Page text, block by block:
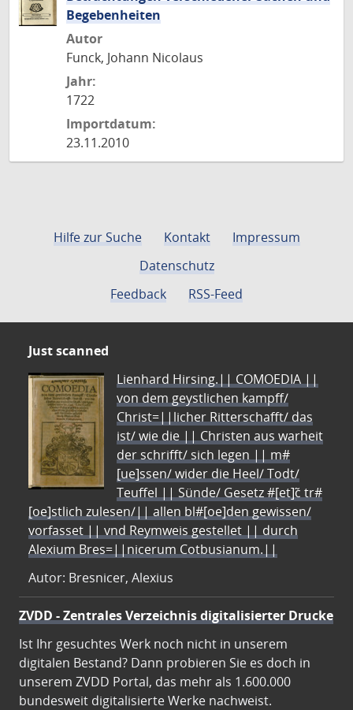
Begebenheiten
Autor
Funck, Johann Nicolaus
Jahr:
1722
Importdatum:
23.11.2010
Hilfe zur Suche Kontakt
Impressum
Datenschutz
Feedback
RSS-Feed
Just scanned
Lienhard Hirsing.|| COMOEDIA ||
von dem geystlichen kampff/
Christ=||licher Ritterschafft/ das
ist/ wie die || Christen aus warheit
der schrifft/ sich legen || m#
[ue]ssen/ wider die Heel/ Todt/
Teuffel || Sünde/ Gesetz #[et]c̃ tr#
[oe]stlich zulesen/|| allen bl#[oe]den gewissen/
vorfasset || vnd Reymweis gestellet || durch
Alexium Bres=||nicerum Cotbusianum.||
Autor: Bresnicer, Alexius
ZVDD - Zentrales Verzeichnis digitalisierter Drucke
Ist Ihr gesuchtes Werk noch nicht in unserem
digitalen Bestand? Dann probieren Sie es doch in
unserem ZVDD Portal, das mehr als 1.600.000
bundesweit digitalisierte Werke nachweist.